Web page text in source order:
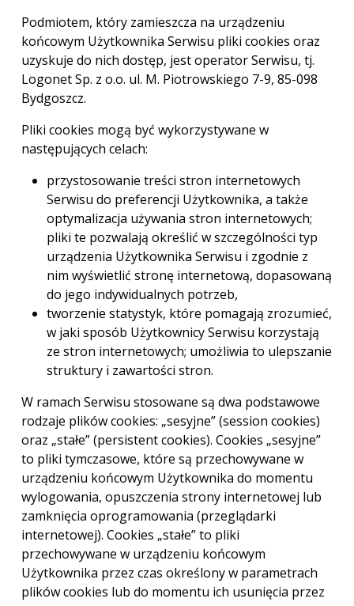
Podmiotem, który zamieszcza na urządzeniu
końcowym Użytkownika Serwisu pliki cookies oraz
uzyskuje do nich dostęp, jest operator Serwisu, tj.
Logonet Sp. z o.o. ul. M. Piotrowskiego 7-9, 85-098
Bydgoszcz.
Pliki cookies mogą być wykorzystywane w
następujących celach:
przystosowanie treści stron internetowych
Serwisu do preferencji Użytkownika, a także
optymalizacja używania stron internetowych;
pliki te pozwalają określić w szczególności typ
urządzenia Użytkownika Serwisu i zgodnie z
nim wyświetlić stronę internetową, dopasowaną
do jego indywidualnych potrzeb,
tworzenie statystyk, które pomagają zrozumieć,
w jaki sposób Użytkownicy Serwisu korzystają
ze stron internetowych; umożliwia to ulepszanie
struktury i zawartości stron.
W ramach Serwisu stosowane są dwa podstawowe
rodzaje plików cookies: „sesyjne” (session cookies)
oraz „stałe” (persistent cookies). Cookies „sesyjne”
to pliki tymczasowe, które są przechowywane w
urządzeniu końcowym Użytkownika do momentu
wylogowania, opuszczenia strony internetowej lub
zamknięcia oprogramowania (przeglądarki
internetowej). Cookies „stałe” to pliki
przechowywane w urządzeniu końcowym
Użytkownika przez czas określony w parametrach
plików cookies lub do momentu ich usunięcia przez